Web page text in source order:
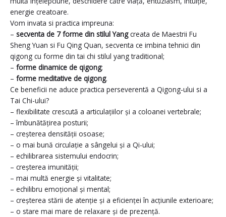
energie creatoare.
Vom invata si practica impreuna:
– secventa de 7 forme din stilul Yangcreata de Maestrii Fu
Sheng Yuan si Fu Qing Quan, secventa ce imbina tehnici din
qigong cu forme din tai chi stilul yang traditional;
– forme dinamice de qigong;
– forme meditative de qigong.
Ce beneficii ne aduce practica perseverentă a Qigong-ului si a
Tai Chi-ului?
– flexibilitate crescută a articulațiilor și a coloanei vertebrale;
– îmbunătățirea posturii;
– creșterea densității osoase;
– o mai bună circulație a sângelui și a Qi-ului;
– echilibrarea sistemului endocrin;
– creșterea imunității;
– mai multă energie și vitalitate;
– echilibru emoțional și mental;
– creșterea stării de atenție și a eficienței în acțiunile exterioare;
– o stare mai mare de relaxare și de prezență.